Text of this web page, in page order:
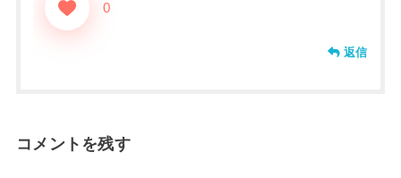
0
返信
コメントを残す